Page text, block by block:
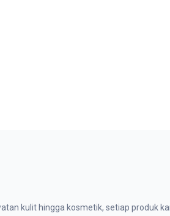
kulit hingga kosmetik, setiap produk